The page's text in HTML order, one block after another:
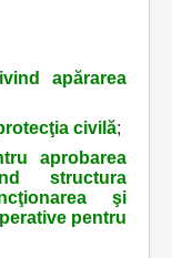
apărarea
civilă;
aprobarea
structura
şi
pentru